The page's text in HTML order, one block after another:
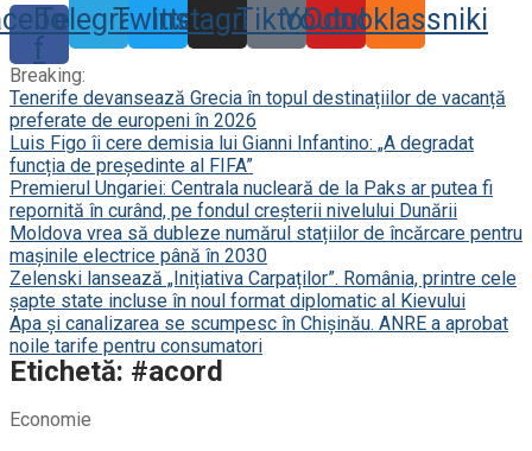
f
TelegramTwitter
Instagram
TiktokYoutube
Odnoklassniki
Breaking:
Tenerife devansează Grecia în topul destinațiilor de vacanță
preferate de europeni în 2026
Luis Figo îi cere demisia lui Gianni Infantino: „A degradat
funcția de președinte al FIFA”
Premierul Ungariei: Centrala nucleară de la Paks ar putea fi
repornită în curând, pe fondul creșterii nivelului Dunării
Moldova vrea să dubleze numărul stațiilor de încărcare pentru
mașinile electrice până în 2030
Zelenski lansează „Inițiativa Carpaților”. România, printre cele
șapte state incluse în noul format diplomatic al Kievului
Apa și canalizarea se scumpesc în Chișinău. ANRE a aprobat
noile tarife pentru consumatori
Etichetă: #acord
Economie